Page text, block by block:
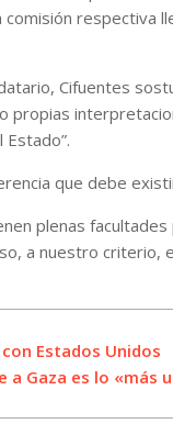
respectiva
Cifuentes
que debe
plenas facultades
a nuestro criterio,
Estados Unidos
a Gaza es lo «más